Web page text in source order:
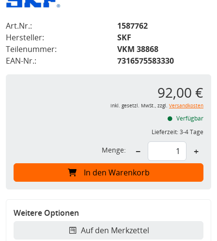
Art.Nr.:
1587762
Hersteller:
SKF
Teilenummer:
VKM 38868
EAN-Nr.:
7316575583330
92,00 €
inkl. gesetzl. MwSt., zzgl. Versandkosten
Verfügbar
Lieferzeit:3-4 Tage
Menge: − +
In den Warenkorb
Weitere Optionen
Auf den Merkzettel